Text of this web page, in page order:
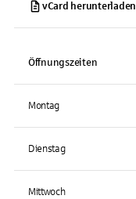
vCard herunterladen
Öffnungszeiten
Montag
Dienstag
Mittwoch